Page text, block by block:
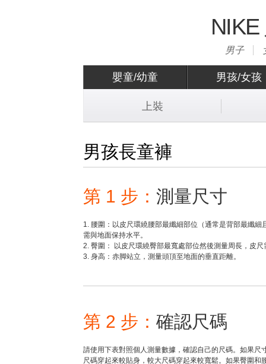
男子
嬰童/幼童 男孩/女孩
上裝
男孩長童褲
第 1 步： 測量尺寸
1. 腰圍：以皮尺環繞腰部最纖細部位（通常是背部最纖細
需與地面保持水平。
2. 臀圍： 以皮尺環繞臀部最寬處部位然後測量周長，皮
3. 身高：赤脚站立，測量頭頂至地面的垂直距離。
第 2 步： 確認尺碼
請使用下表對照個人測量數據，確認自己的尺碼。如果尺
尺碼穿起來較貼身，較大尺碼穿起來較寬鬆。如果臀圍和